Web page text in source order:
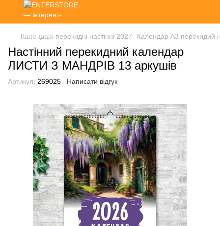
Календарі перекидні настінні 2027 Календар А3 перекидий
Настінний перекидний календар
ЛИСТИ З МАНДРІВ 13 аркушів
Артикул: 269025 Написати відгук